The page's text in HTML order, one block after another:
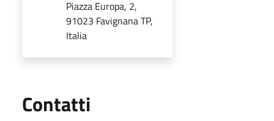
Piazza Europa, 2,
91023 Favignana TP,
Italia
Contatti